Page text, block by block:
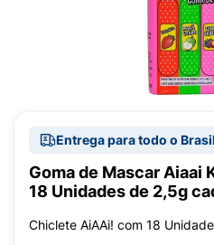
Entrega para todo o Brasil
Goma de Mascar Aiaai
18 Unidades de 2,5g
Chiclete AiAAi! com 18